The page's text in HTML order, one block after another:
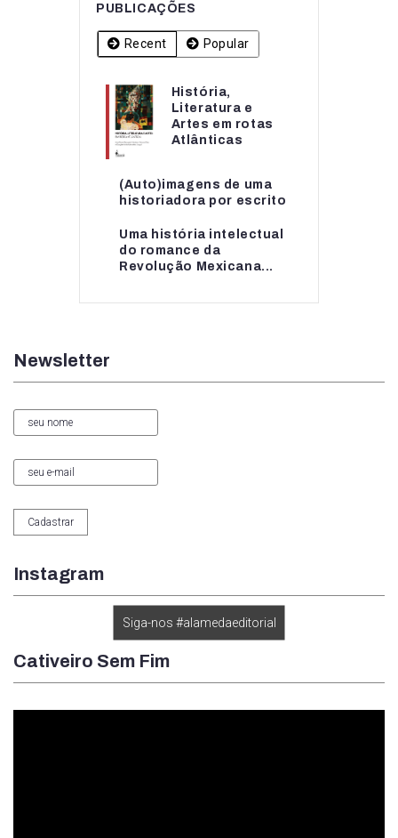
PUBLICAÇÕES
Recent Popular
História,
Literatura e
Artes em rotas
Atlânticas
(Auto)imagens de uma
historiadora por escrito
Uma história intelectual
do romance da
Revolução Mexicana...
História,
Literatura e
Artes em rotas...
(Auto)imagens de uma
historiadora por escrito
Uma história intelectual
do romance da...
Newsletter
Instagram
Siga-nos #alamedaeditorial
Cativeiro Sem Fim